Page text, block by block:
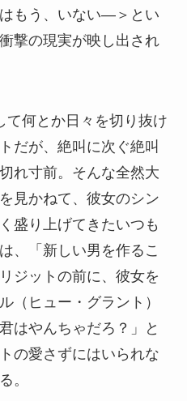
もう、いない―＞とい
撃の現実が映し出され
て何とか日々を切り抜け
だが、絶叫に次ぐ絶叫
れ寸前。そんな全然大
見かねて、彼女のシン
盛り上げてきたいつも
、「新しい男を作るこ
ジットの前に、彼女を
（ヒュー・グラント）
はやんちゃだろ？」と
の愛さずにはいられな
。